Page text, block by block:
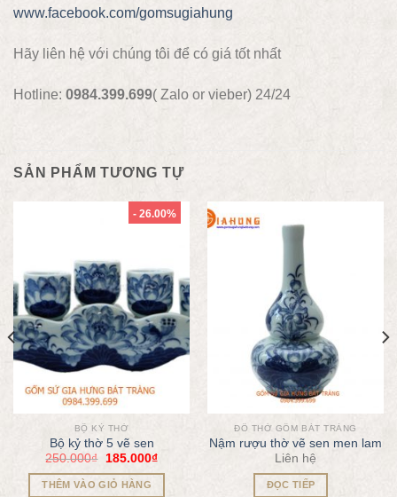
www.facebook.com/gomsugiahung
Hãy liên hệ với chúng tôi để có giá tốt nhất
Hotline: 0984.399.699( Zalo or vieber) 24/24
SẢN PHẨM TƯƠNG TỰ
- 26.00%
BỘ KỶ THỜ
Bộ kỷ thờ 5 vẽ sen
250.000₫ 185.000₫
THÊM VÀO GIỎ HÀNG
ĐỒ THỜ GỐM BÁT TRÀNG
Nậm rượu thờ vẽ sen men lam
Liên hệ
ĐỌC TIẾP